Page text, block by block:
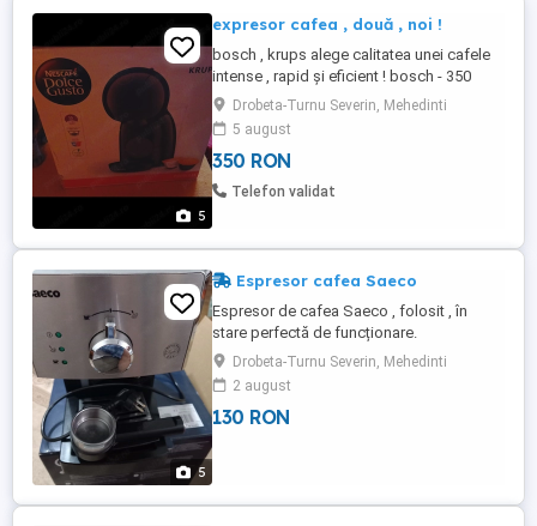
5
expresor cafea , două , noi !
bosch , krups alege calitatea unei cafele
intense , rapid și eficient ! bosch - 350
krups - 250
Drobeta-Turnu Severin, Mehedinti
5 august
350 RON
Telefon validat
5
Espresor cafea Saeco
Espresor de cafea Saeco , folosit , în
stare perfectă de funcționare.
Drobeta-Turnu Severin, Mehedinti
2 august
130 RON